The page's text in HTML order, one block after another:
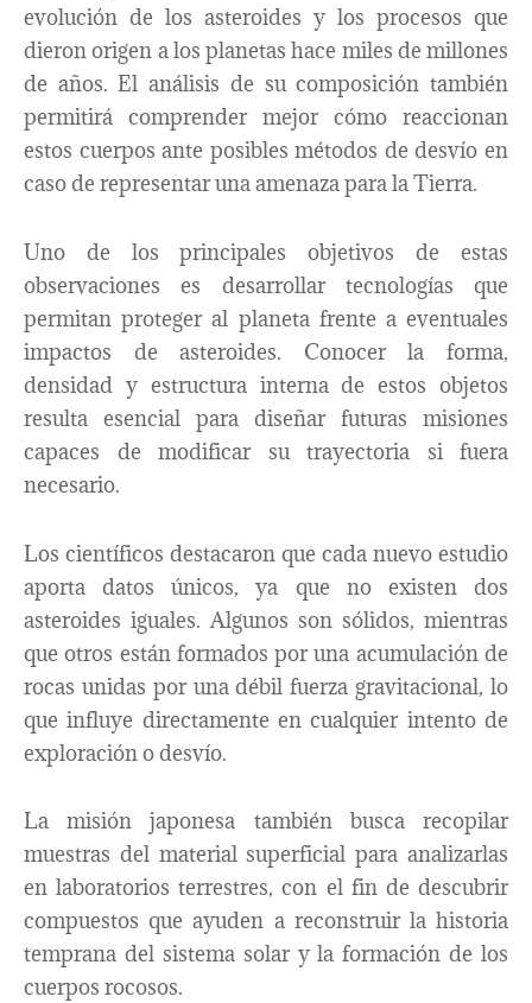
evolución de los asteroides y los procesos que
dieron origen a los planetas hace miles de millones
de años. El análisis de su composición también
permitirá comprender mejor cómo reaccionan
estos cuerpos ante posibles métodos de desvío en
caso de representar una amenaza para la Tierra.
Uno de los principales objetivos de estas
observaciones es desarrollar tecnologías que
permitan proteger al planeta frente a eventuales
impactos de asteroides. Conocer la forma,
densidad y estructura interna de estos objetos
resulta esencial para diseñar futuras misiones
capaces de modificar su trayectoria si fuera
necesario.
Los científicos destacaron que cada nuevo estudio
aporta datos únicos, ya que no existen dos
asteroides iguales. Algunos son sólidos, mientras
que otros están formados por una acumulación de
rocas unidas por una débil fuerza gravitacional, lo
que influye directamente en cualquier intento de
exploración o desvío.
La misión japonesa también busca recopilar
muestras del material superficial para analizarlas
en laboratorios terrestres, con el fin de descubrir
compuestos que ayuden a reconstruir la historia
temprana del sistema solar y la formación de los
cuerpos rocosos.